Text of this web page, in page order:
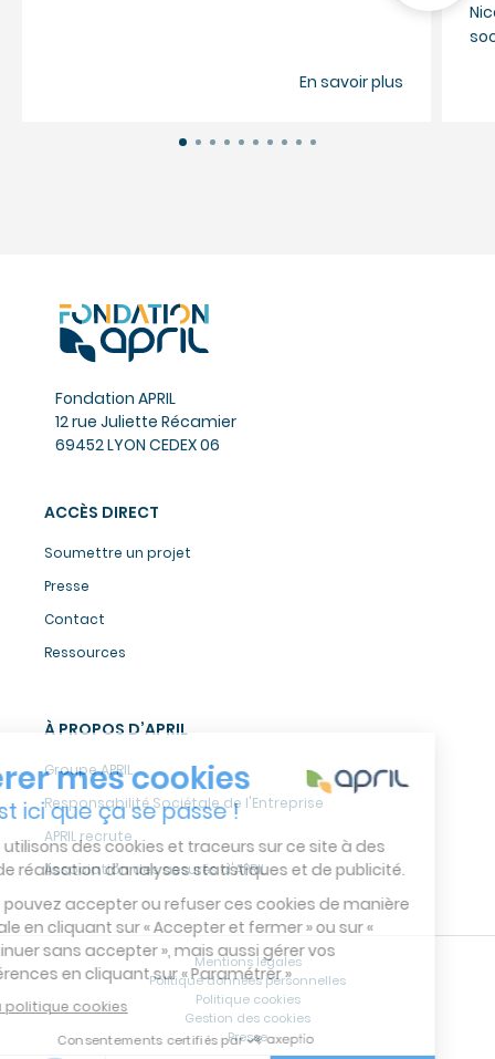
En savoir plus
Fondation APRIL
12 rue Juliette Récamier
69452 LYON CEDEX 06
ACCÈS DIRECT
Soumettre un projet
Presse
Contact
Ressources
À PROPOS D’APRIL
Groupe APRIL
Responsabilité Sociétale de l'Entreprise
APRIL recrute
Association des assurés d'APRIL
Mentions légales
Politique données personnelles
Politique cookies
Gestion des cookies
Presse